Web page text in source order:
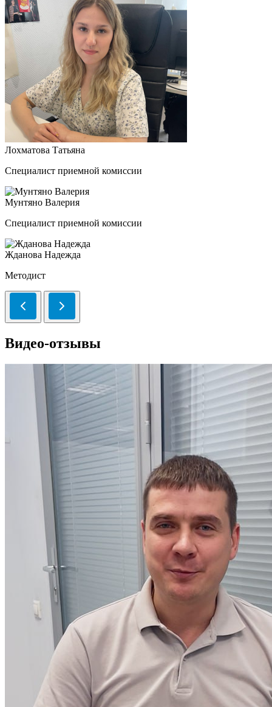
Лохматова Татьяна
Специалист приемной комиссии
Мунтяно Валерия
Специалист приемной комиссии
Жданова Надежда
Методист
Видео-отзывы